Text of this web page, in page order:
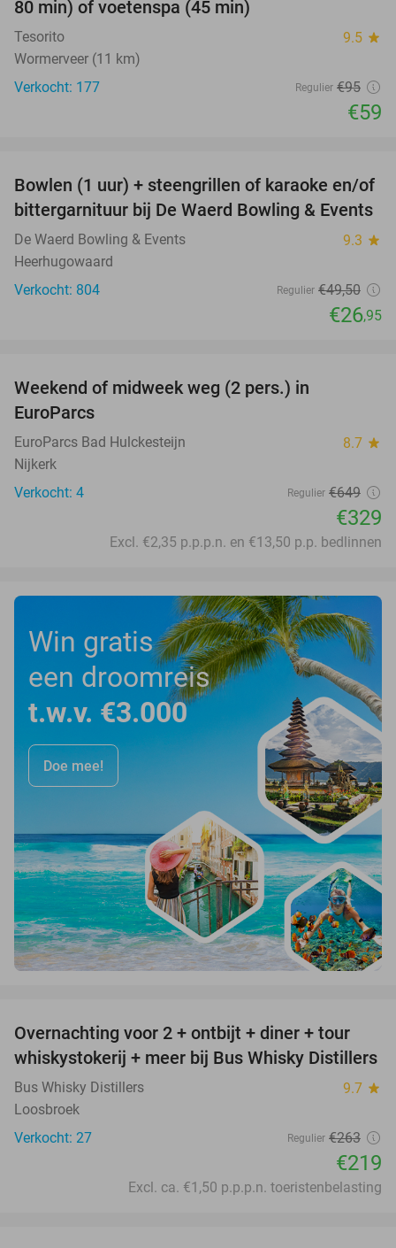
80 min) of voetenspa (45 min)
Tesorito 9.5 star
Wormerveer (11 km)
Verkocht: 177
Regulier €95
€59
46%
Bowlen (1 uur) + steengrillen of karaoke en/of
bittergarnituur bij De Waerd Bowling & Events
De Waerd Bowling & Events 9.3 star
Heerhugowaard
Verkocht: 804
Regulier €49,50
€26,95
Weekend of midweek weg (2 pers.) in
EuroParcs
EuroParcs Bad Hulckesteijn 8.7 star
Nijkerk
Verkocht: 4
Regulier €649
€329
Excl. €2,35 p.p.p.n. en €13,50 p.p. bedlinnen
Win gratis
een droomreis
t.w.v. €3.000
Doe mee!
17%
Overnachting voor 2 + ontbijt + diner + tour
whiskystokerij + meer bij Bus Whisky Distillers
Bus Whisky Distillers 9.7 star
Loosbroek
Verkocht: 27
Regulier €263
€219
Excl. ca. €1,50 p.p.p.n. toeristenbelasting